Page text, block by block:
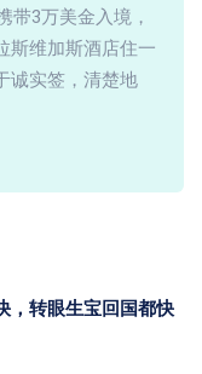
带3万美金入境，
斯维加斯酒店住一
诚实签，清楚地
，转眼生宝回国都快